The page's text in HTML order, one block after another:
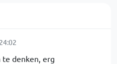
te denken, erg